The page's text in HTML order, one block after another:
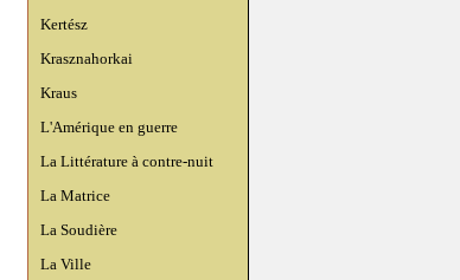
Kertész
Krasznahorkai
Kraus
L'Amérique en guerre
La Littérature à contre-nuit
La Matrice
La Soudière
La Ville